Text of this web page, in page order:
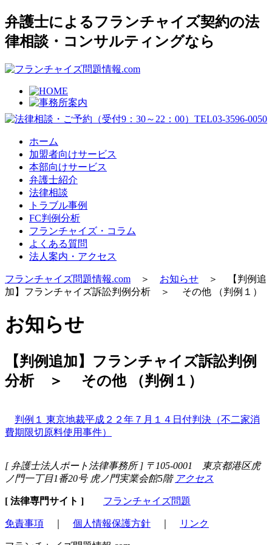
弁護士によるフランチャイズ契約の法
律相談・コンサルティングなら
ホーム
加盟者向けサービス
本部向けサービス
弁護士紹介
法律相談
トラブル事例
FC判例分析
フランチャイズ・コラム
よくある質問
法人案内・アクセス
フランチャイズ問題情報.com ＞ お知らせ ＞ 【判例追
加】フランチャイズ訴訟判例分析 ＞ その他 （判例１）
お知らせ
【判例追加】フランチャイズ訴訟判例
分析 ＞ その他 （判例１）
判例１ 東京地裁平成２２年７月１４日付判決（不二家消
費期限切原料使用事件）
[ 弁護士法人ポート法律事務所 ] 〒105-0001 東京都港区虎
ノ門一丁目1番20号 虎ノ門実業会館5階 アクセス
[ 法律専門サイト ] フランチャイズ問題
免責事項 個人情報保護方針 リンク